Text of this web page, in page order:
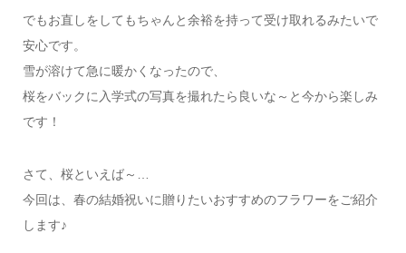
でもお直しをしてもちゃんと余裕を持って受け取れるみたいで
安心です。
雪が溶けて急に暖かくなったので、
桜をバックに入学式の写真を撮れたら良いな～と今から楽しみ
です！
さて、桜といえば～…
今回は、春の結婚祝いに贈りたいおすすめのフラワーをご紹介
します♪